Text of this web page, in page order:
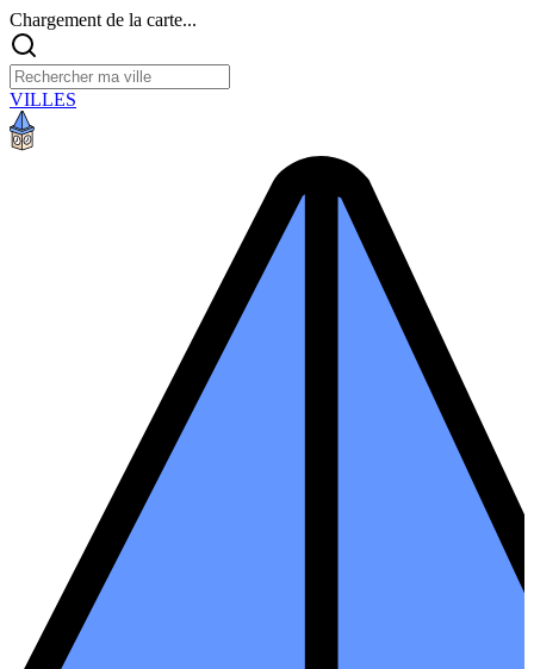
Chargement de la carte...
VILLES